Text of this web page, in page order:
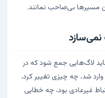
مسیرها بی‌صاحب نمانند.
نمی‌سازد
لاگ‌هایی جمع شود که در
شد، چه چیزی تغییر کرد،
غیرعادی بود، چه خطایی